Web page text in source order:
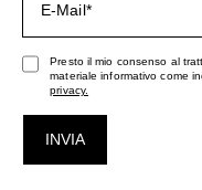
Presto il mio consenso al
materiale informativo come
privacy.
INVIA